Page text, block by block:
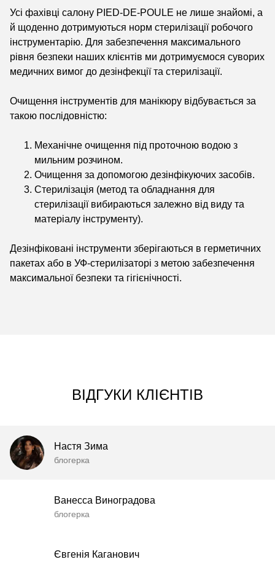
Усі фахівці салону PIED-DE-POULE не лише знайомі, а
й щоденно дотримуються норм стерилізації робочого
інструментарію. Для забезпечення максимального
рівня безпеки наших клієнтів ми дотримуємося суворих
медичних вимог до дезінфекції та стерилізації.
Очищення інструментів для манікюру відбувається за
такою послідовністю:
Механічне очищення під проточною водою з
мильним розчином.
Очищення за допомогою дезінфікуючих засобів.
Стерилізація (метод та обладнання для
стерилізації вибираються залежно від виду та
матеріалу інструменту).
Дезінфіковані інструменти зберігаються в герметичних
пакетах або в УФ-стерилізаторі з метою забезпечення
максимальної безпеки та гігієнічності.
ВІДГУКИ КЛІЄНТІВ
Настя Зима
блогерка
Ванесса Виноградова
блогерка
Євгенія Каганович